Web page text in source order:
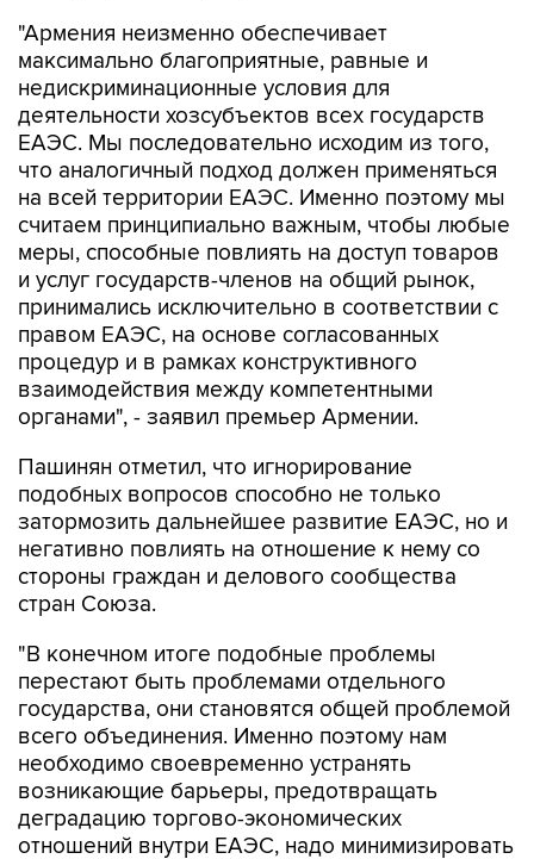
"Армения неизменно обеспечивает
максимально благоприятные, равные и
недискриминационные условия для
деятельности хозсубъектов всех государств
ЕАЭС. Мы последовательно исходим из того,
что аналогичный подход должен применяться
на всей территории ЕАЭС. Именно поэтому мы
считаем принципиально важным, чтобы любые
меры, способные повлиять на доступ товаров
и услуг государств-членов на общий рынок,
принимались исключительно в соответствии с
правом ЕАЭС, на основе согласованных
процедур и в рамках конструктивного
взаимодействия между компетентными
органами", - заявил премьер Армении.
Пашинян отметил, что игнорирование
подобных вопросов способно не только
затормозить дальнейшее развитие ЕАЭС, но и
негативно повлиять на отношение к нему со
стороны граждан и делового сообщества
стран Союза.
"В конечном итоге подобные проблемы
перестают быть проблемами отдельного
государства, они становятся общей проблемой
всего объединения. Именно поэтому нам
необходимо своевременно устранять
возникающие барьеры, предотвращать
деградацию торгово-экономических
отношений внутри ЕАЭС, надо минимизировать